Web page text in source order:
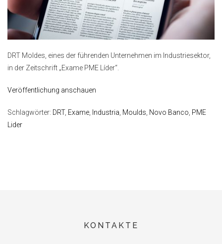
DRT Moldes, eines der führenden Unternehmen im Industriesektor,
in der Zeitschrift „Exame PME Líder“.
Veröffentlichung anschauen
Schlagwörter: DRT, Exame Industria Moulds Novo Banco PME
Lider
KONTAKTE